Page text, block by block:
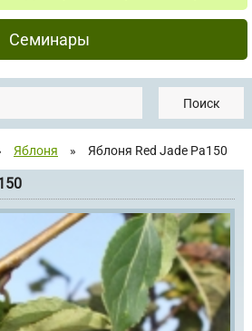
Семинары
Поиск
Яблоня » Яблоня Red Jade Pa150